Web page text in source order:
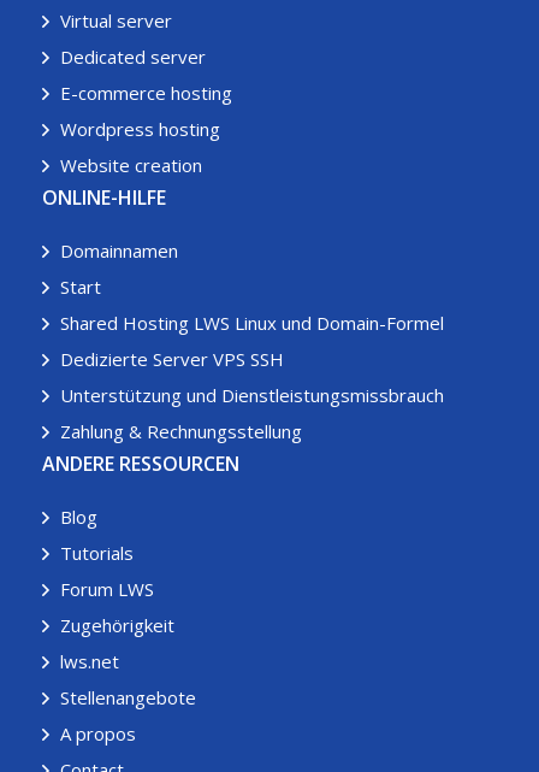
Virtual server
Dedicated server
E-commerce hosting
Wordpress hosting
Website creation
ONLINE-HILFE
Domainnamen
Start
Shared Hosting LWS Linux und Domain-Formel
Dedizierte Server VPS SSH
Unterstützung und Dienstleistungsmissbrauch
Zahlung & Rechnungsstellung
ANDERE RESSOURCEN
Blog
Tutorials
Forum LWS
Zugehörigkeit
lws.net
Stellenangebote
A propos